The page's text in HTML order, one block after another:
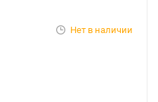
Нет в наличии